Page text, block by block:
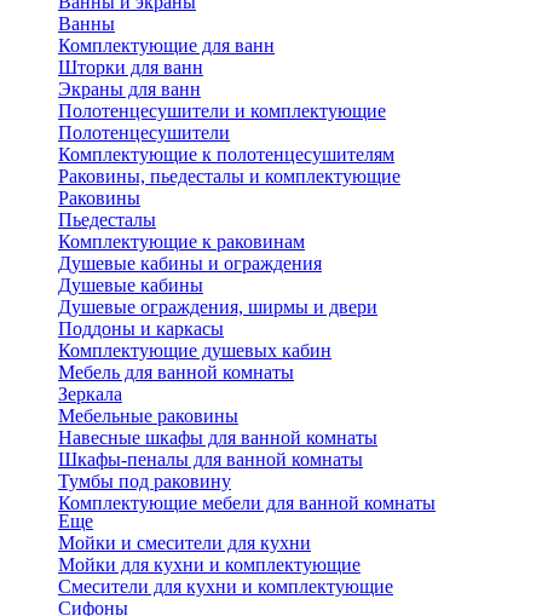
Ванны
Комплектующие для ванн
Шторки для ванн
Экраны для ванн
Полотенцесушители и комплектующие
Полотенцесушители
Комплектующие к полотенцесушителям
Раковины, пьедесталы и комплектующие
Раковины
Пьедесталы
Комплектующие к раковинам
Душевые кабины и ограждения
Душевые кабины
Душевые ограждения, ширмы и двери
Поддоны и каркасы
Комплектующие душевых кабин
Мебель для ванной комнаты
Зеркала
Мебельные раковины
Навесные шкафы для ванной комнаты
Шкафы-пеналы для ванной комнаты
Тумбы под раковину
Комплектующие мебели для ванной комнаты
Еще
Мойки и смесители для кухни
Мойки для кухни и комплектующие
Смесители для кухни и комплектующие
Сифоны